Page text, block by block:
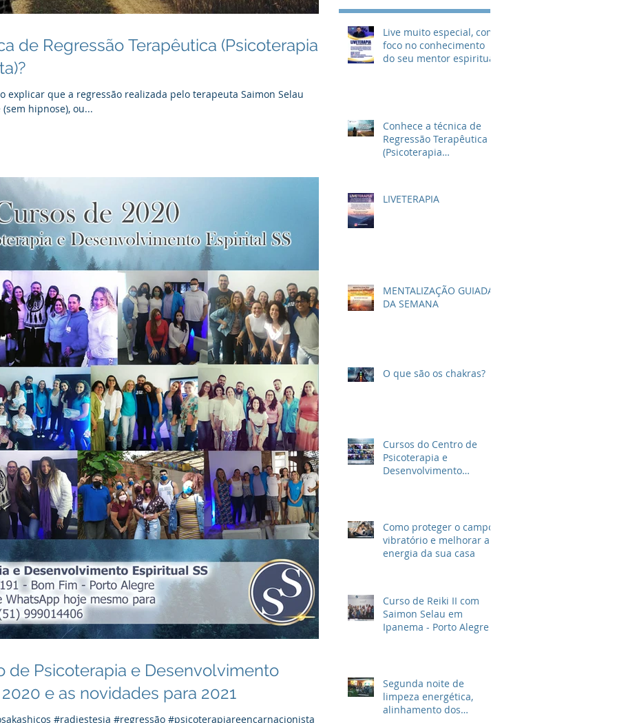
de Regressão Terapêutica (Psicoterapia
explicar que a regressão realizada pelo terapeuta Saimon Selau
hipnose), ou...
de Psicoterapia e Desenvolvimento
e as novidades para 2021
#radiestesia #regressão #psicoterapiareencarnacionista
Live muito especial, com
foco no conhecimento
do seu mentor espiritual
Conhece a técnica de
Regressão Terapêutica
(Psicoterapia
LIVETERAPIA
MENTALIZAÇÃO GUIADA
DA SEMANA
O que são os chakras?
Cursos do Centro de
Psicoterapia e
Desenvolvimento
Como proteger o campo
vibratório e melhorar a
energia da sua casa
Curso de Reiki II com
Saimon Selau em
Ipanema - Porto Alegre
Segunda noite de
limpeza energética,
alinhamento dos